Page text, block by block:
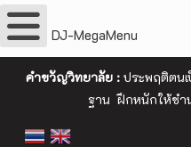
DJ-MegaMenu
คำขวัญวิทยาลัย : ประพฤติตน
ฐาน ฝึกหนักให้ชำ